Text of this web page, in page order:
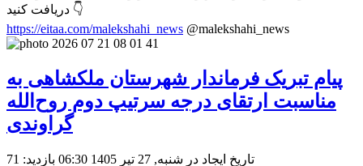
دریافت کنید 👇
https://eitaa.com/malekshahi_news @malekshahi_news
پیام تبریک فرماندار شهرستان ملکشاهی به
مناسبت ارتقای درجه سرتیپ دوم روح‌الله
گراوندی
تاریخ ایجاد در شنبه, 27 تیر 1405 06:30 بازدید: 71